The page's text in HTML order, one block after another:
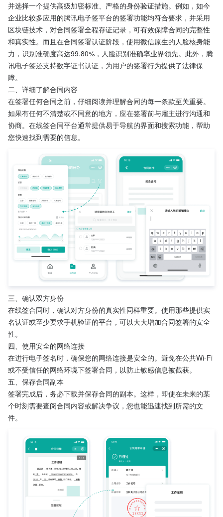
并选择一个提供高级加密标准、严格的身份验证措施。例如，如今
企业比较多应用的腾讯电子签平台的签署功能均符合要求，并采用
区块链技术，对合同签署全程存证记录，可有效保障合同的完整性
和真实性。而且在合同签署认证阶段，使用微信原生的人脸核身能
力，识别准确度高达99.80%，人脸识别准确率业界领先。此外，腾
讯电子签还支持数字证书认证，为用户的签署行为提供了法律保
障。
二、详细了解合同内容
在签署任何合同之前，仔细阅读并理解合同的每一条款至关重要。
如果有任何不清楚或不同意的地方，应在签署前与雇主进行沟通和
协商。在线签合同平台通常提供易于导航的界面和搜索功能，帮助
您快速找到需要的信息。
三、确认双方身份
在线签合同时，确认对方身份的真实性同样重要。使用那些提供实
名认证或至少要求手机验证的平台，可以大大增加合同签署的安全
性。
四、使用安全的网络连接
在进行电子签名时，确保您的网络连接是安全的。避免在公共Wi-Fi
或不受信任的网络环境下签署合同，以防止敏感信息被截获。
五、保存合同副本
签署完成后，务必下载并保存合同的副本。这样，即使在未来的某
个时刻需要查阅合同内容或解决争议，您也能迅速找到所需的文
件。